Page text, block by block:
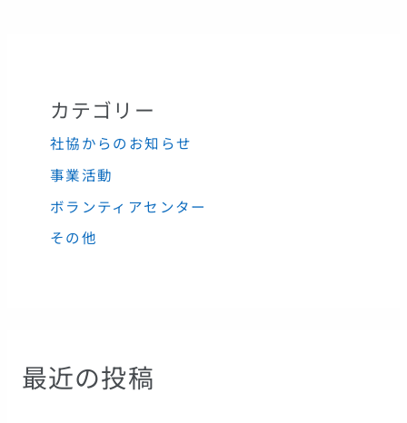
カテゴリー
社協からのお知らせ
事業活動
ボランティアセンター
その他
最近の投稿